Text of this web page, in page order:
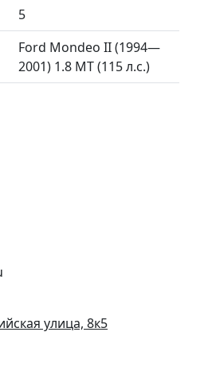
5
Ford Mondeo II (1994—
2001) 1.8 MT (115 л.с.)
улица, 8к5